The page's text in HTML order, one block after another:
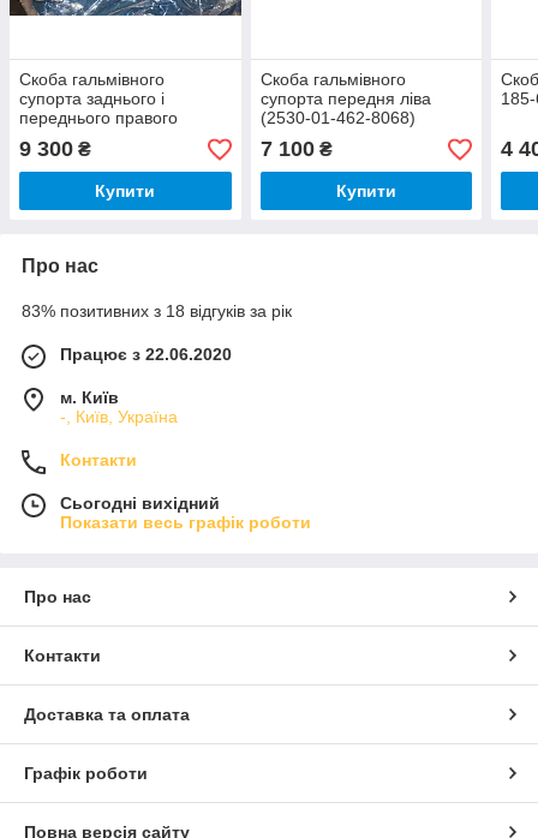
Скоба гальмівного
супорта заднього і
переднього правого
(2530-01-462-8079)
9 300 ₴
Купити
Скоба гальмівного
супорта передня ліва
(2530-01-462-8068)
7 100₴
Купити
4
Про нас
83% позитивних з 18 відгуків за рік
Працює з 22.06.2020
м. Київ
-, Київ, Україна
Контакти
Сьогодні вихідний
Показати весь графік роботи
Про нас
Контакти
Доставка та оплата
Графік роботи
Повна версія сайту